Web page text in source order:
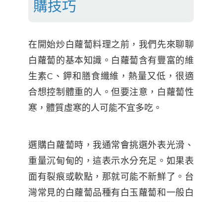
購技巧
在開始炒白蘿蔔料理之前，我們先來聊聊
白蘿蔔的基本知識。白蘿蔔含有豐富的維
生素C、鉀和膳食纖維，熱量又低，很適
合想控制體重的人。但要注意，白蘿蔔性
寒，體質虛寒的人可能不宜多吃。
選購白蘿蔔時，我通常會挑選外表光滑、
重量沉甸甸的，這表示水分充足。如果表
面有裂痕或軟點，那就可能不新鮮了。台
灣常見的白蘿蔔品種有白玉蘿蔔和一般白